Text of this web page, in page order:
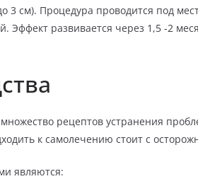
3 см). Процедура проводится под
Эффект развивается через 1,5 -2
рецептов устранения
к самолечению стоит с
являются: